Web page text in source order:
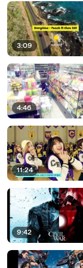
3:09
4:46
11:24
9:42